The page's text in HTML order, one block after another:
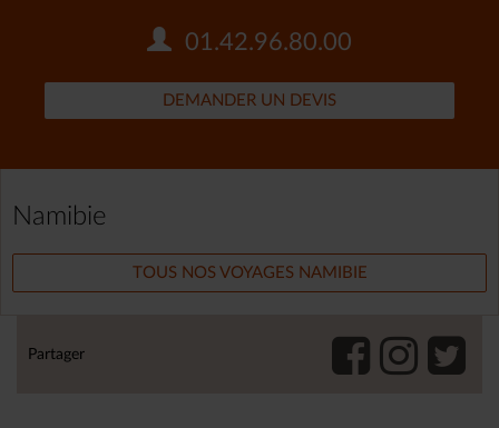
01.42.96.80.00
DEMANDER UN DEVIS
Namibie
TOUS NOS VOYAGES NAMIBIE
Partager